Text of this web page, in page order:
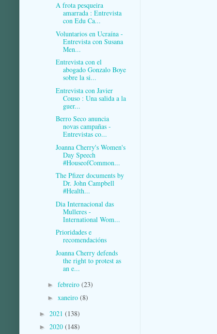
A frota pesqueira
amarrada : Entrevista
con Edu Ca...
Voluntarios en Ucraína -
Entrevista con Susana
Men...
Entrevista con el
abogado Gonzalo Boye
sobre la si...
Entrevista con Javier
Couso : Una salida a la
guer...
Berro Seco anuncia
novas campañas -
Entrevistas co...
Joanna Cherry's Women's
Day Speech
#HouseofCommon...
The Pfizer documents by
Dr. John Campbell
#Health...
Dia Internacional das
Mulleres -
International Wom...
Prioridades e
recomendacións
Joanna Cherry defends
the right to protest as
an e...
► febreiro (23)
► xaneiro (8)
► 2021 (138)
► 2020 (148)